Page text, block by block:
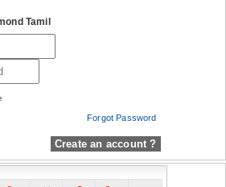
Tamil
Forgot Password
Create an account ?